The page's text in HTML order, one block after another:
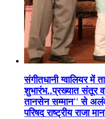
संगीतधानी ग्वालियर में
शुभारंभ..प्रख्यात संतूर
तानसेन सम्मान'' से
परिषद राष्ट्रीय राजा